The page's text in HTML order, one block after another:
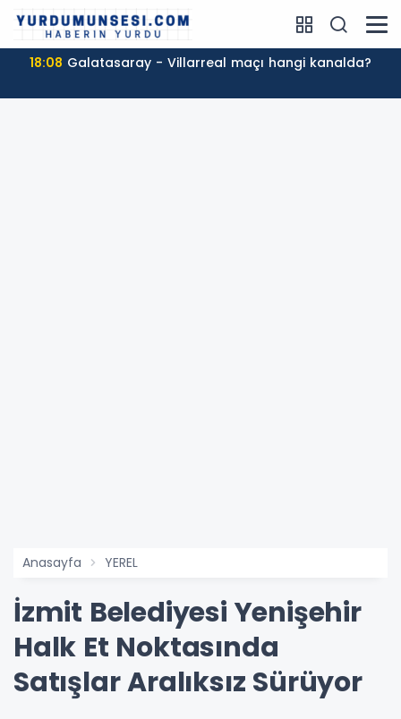
18:08 Galatasaray - Villarreal maçı hangi kanalda?
Anasayfa YEREL
İzmit Belediyesi Yenişehir
Halk Et Noktasında
Satışlar Aralıksız Sürüyor